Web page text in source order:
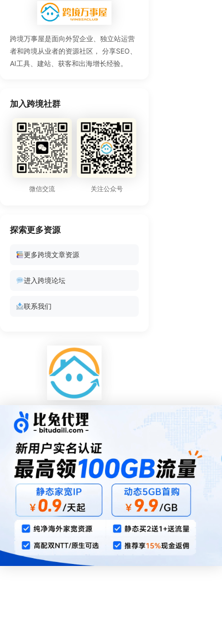
跨境万事屋是面向外贸企业、独立站运营
者和跨境从业者的资源社区， 分享SEO、
AI工具、建站、获客和出海增长经验。
加入跨境社群
微信交流 关注公众号
探索更多资源
更多跨境文章资源
进入跨境论坛
联系我们